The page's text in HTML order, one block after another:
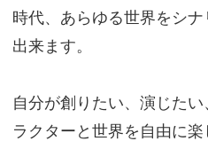
時代、あらゆる世界をシ
出来ます。
自分が創りたい、演じた
ラクターと世界を自由に